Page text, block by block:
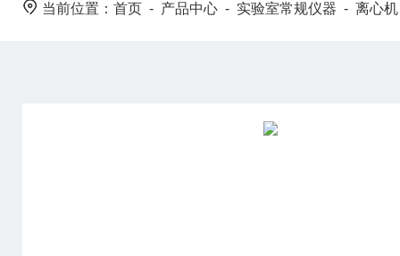
当前位置： 首页 - 产品中心 - 实验室常规仪器 - 离心机